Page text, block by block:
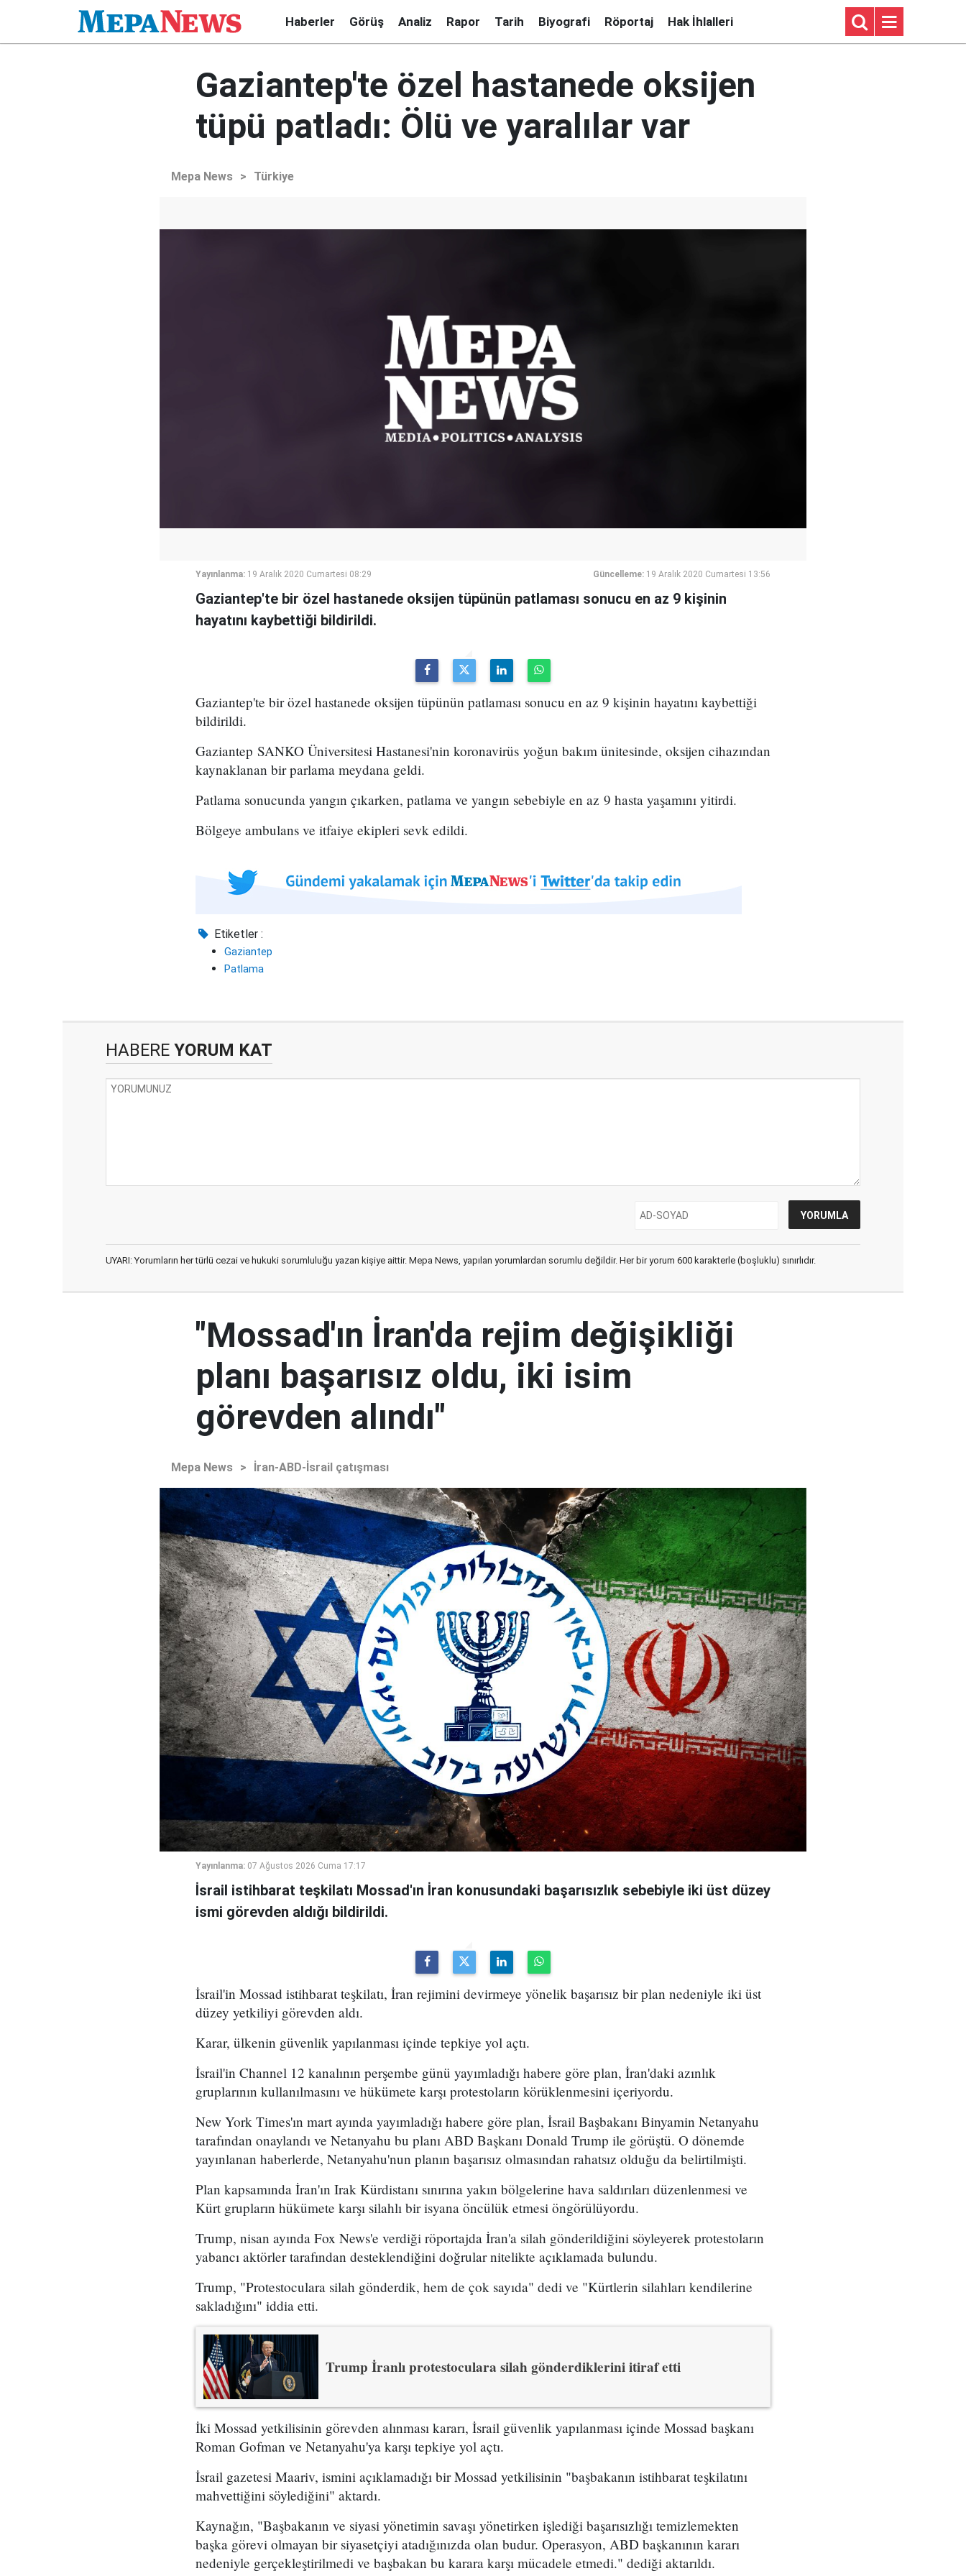
Haberler Görüş Analiz Rapor Tarih Biyografi Röportaj Hak İhlalleri
Gaziantep'te özel hastanede oksijen
tüpü patladı: Ölü ve yaralılar var
Mepa News > Türkiye
Yayınlanma: 19 Aralık 2020 Cumartesi 08:29 Güncelleme: 19 Aralık 2020 Cumartesi 13:56
Gaziantep'te bir özel hastanede oksijen tüpünün patlaması sonucu en az 9 kişinin
hayatını kaybettiği bildirildi.
Gaziantep'te bir özel hastanede oksijen tüpünün patlaması sonucu en az 9 kişinin hayatını kaybettiği
bildirildi.
Gaziantep SANKO Üniversitesi Hastanesi'nin koronavirüs yoğun bakım ünitesinde, oksijen cihazından
kaynaklanan bir parlama meydana geldi.
Patlama sonucunda yangın çıkarken, patlama ve yangın sebebiyle en az 9 hasta yaşamını yitirdi.
Bölgeye ambulans ve itfaiye ekipleri sevk edildi.
Etiketler :
Gaziantep
Patlama
HABERE YORUM KAT
UYARI: Yorumların her türlü cezai ve hukuki sorumluluğu yazan kişiye aittir. Mepa News, yapılan yorumlardan sorumlu değildir. Her bir yorum 600 karakterle (boşluklu) sınırlıdır.
"Mossad'ın İran'da rejim değişikliği
planı başarısız oldu, iki isim
görevden alındı"
Mepa News > İran-ABD-İsrail çatışması
Yayınlanma: 07 Ağustos 2026 Cuma 17:17
İsrail istihbarat teşkilatı Mossad'ın İran konusundaki başarısızlık sebebiyle iki üst düzey
ismi görevden aldığı bildirildi.
İsrail'in Mossad istihbarat teşkilatı, İran rejimini devirmeye yönelik başarısız bir plan nedeniyle iki üst
düzey yetkiliyi görevden aldı.
Karar, ülkenin güvenlik yapılanması içinde tepkiye yol açtı.
İsrail'in Channel 12 kanalının perşembe günü yayımladığı habere göre plan, İran'daki azınlık
gruplarının kullanılmasını ve hükümete karşı protestoların körüklenmesini içeriyordu.
New York Times'ın mart ayında yayımladığı habere göre plan, İsrail Başbakanı Binyamin Netanyahu
tarafından onaylandı ve Netanyahu bu planı ABD Başkanı Donald Trump ile görüştü. O dönemde
yayınlanan haberlerde, Netanyahu'nun planın başarısız olmasından rahatsız olduğu da belirtilmişti.
Plan kapsamında İran'ın Irak Kürdistanı sınırına yakın bölgelerine hava saldırıları düzenlenmesi ve
Kürt grupların hükümete karşı silahlı bir isyana öncülük etmesi öngörülüyordu.
Trump, nisan ayında Fox News'e verdiği röportajda İran'a silah gönderildiğini söyleyerek protestoların
yabancı aktörler tarafından desteklendiğini doğrular nitelikte açıklamada bulundu.
Trump, "Protestoculara silah gönderdik, hem de çok sayıda" dedi ve "Kürtlerin silahları kendilerine
sakladığını" iddia etti.
Trump İranlı protestoculara silah gönderdiklerini itiraf etti
İki Mossad yetkilisinin görevden alınması kararı, İsrail güvenlik yapılanması içinde Mossad başkanı
Roman Gofman ve Netanyahu'ya karşı tepkiye yol açtı.
İsrail gazetesi Maariv, ismini açıklamadığı bir Mossad yetkilisinin "başbakanın istihbarat teşkilatını
mahvettiğini söylediğini" aktardı.
Kaynağın, "Başbakanın ve siyasi yönetimin savaşı yönetirken işlediği başarısızlığı temizlemekten
başka görevi olmayan bir siyasetçiyi atadığınızda olan budur. Operasyon, ABD başkanının kararı
nedeniyle gerçekleştirilmedi ve başbakan bu karara karşı mücadele etmedi." dediği aktarıldı.